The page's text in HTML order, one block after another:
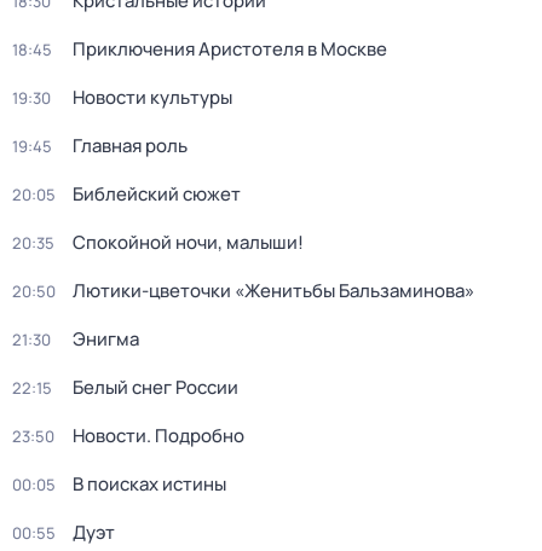
18:45 Приключения Аристотеля в Москве
19:30 Новости культуры
19:45 Главная роль
20:05 Библейский сюжет
20:35 Спокойной ночи, малыши!
20:50 Лютики-цветочки «Женитьбы Бальзаминова»
21:30 Энигма
22:15 Белый снег России
23:50 Новости. Подробно
00:05 В поисках истины
00:55 Дуэт